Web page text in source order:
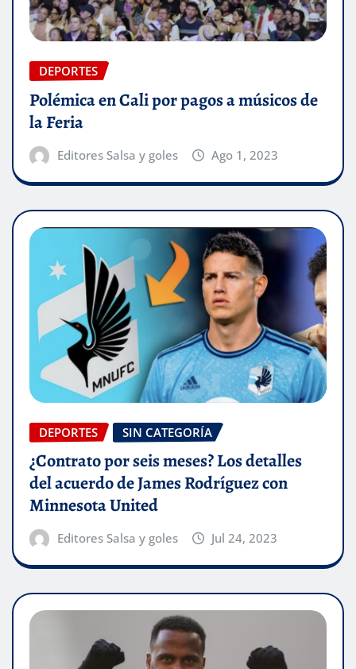
DEPORTES
Polémica en Cali por pagos a músicos de
la Feria
Editores Salsa y goles Ago 1, 2023
DEPORTES SIN CATEGORÍA
¿Contrato por seis meses? Los detalles
del acuerdo de James Rodríguez con
Minnesota United
Editores Salsa y goles Jul 24, 2023